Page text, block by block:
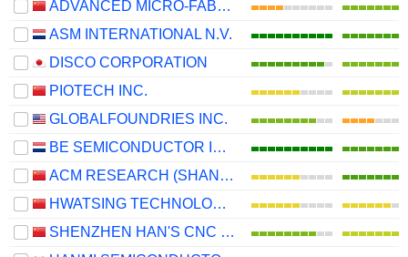
ADVANCED MICRO-FABRICATION EQUIPMENT INC. CHINA
ASM INTERNATIONAL N.V.
DISCO CORPORATION
PIOTECH INC.
GLOBALFOUNDRIES INC.
BE SEMICONDUCTOR INDUSTRIES N.V.
ACM RESEARCH (SHANGHAI), INC.
HWATSING TECHNOLOGY CO., LTD.
SHENZHEN HAN'S CNC TECHNOLOGY CO., LTD.